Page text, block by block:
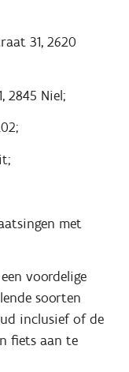
31, 2620
2845 Niel;
met
voordelige
soorten
inclusief of de
fiets aan te